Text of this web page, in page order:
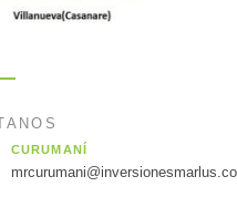
CURUMANÍ